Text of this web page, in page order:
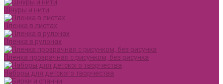
Шнуры и нити
Пленка в листах
Пленка в рулонах
Пленка прозрачная с рисунком, без рисунка
Наборы для детского творчества